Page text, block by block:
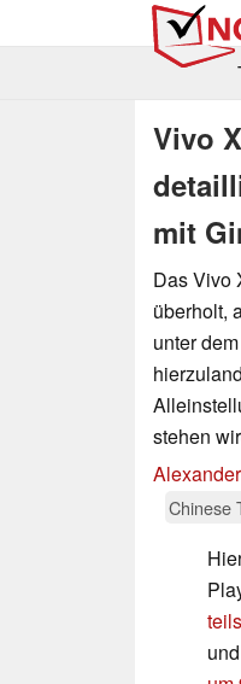
Vivo
mit
Das Vivo
überholt,
unter
stehen
Chinese